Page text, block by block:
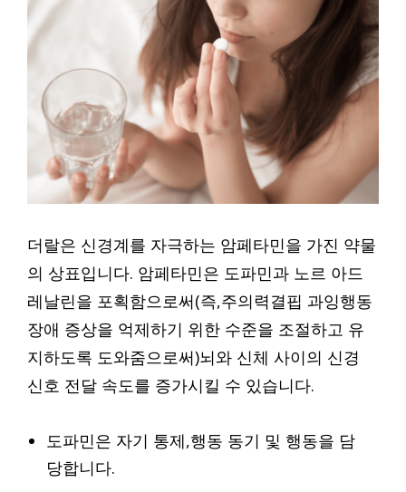
더랄은 신경계를 자극하는 암페타민을 가진 약물
의 상표입니다. 암페타민은 도파민과 노르 아드
레날린을 포획함으로써(즉,주의력결핍 과잉행동
장애 증상을 억제하기 위한 수준을 조절하고 유
지하도록 도와줌으로써)뇌와 신체 사이의 신경
신호 전달 속도를 증가시킬 수 있습니다.
도파민은 자기 통제,행동 동기 및 행동을 담
당합니다.